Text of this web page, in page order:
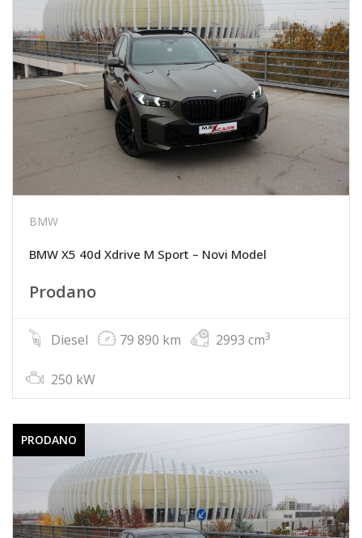
BMW
BMW X5 40d Xdrive M Sport – Novi Model
Prodano
Diesel 79 890 km 2993 cm3
250 kW
PRODANO